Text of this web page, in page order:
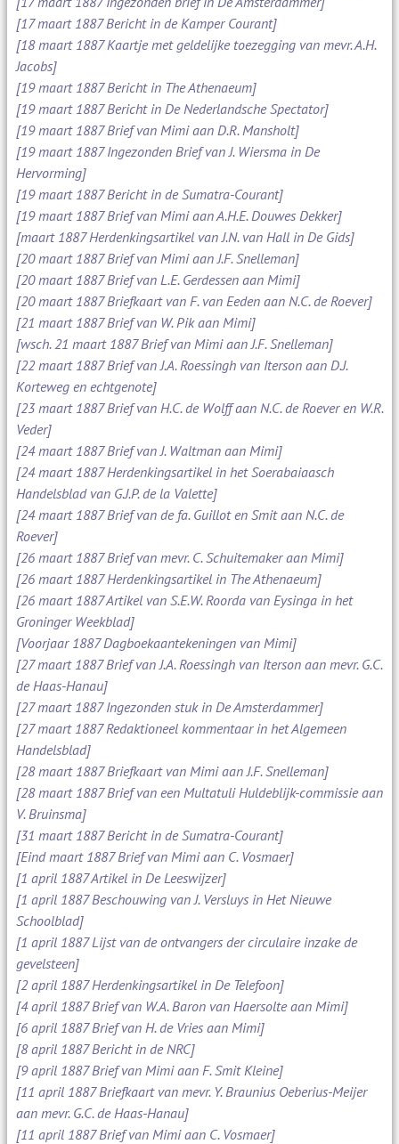
[17 maart 1887 Bericht in de Kamper Courant]
[18 maart 1887 Kaartje met geldelijke toezegging van mevr. A.H.
Jacobs]
[19 maart 1887 Bericht in The Athenaeum]
[19 maart 1887 Bericht in De Nederlandsche Spectator]
[19 maart 1887 Brief van Mimi aan D.R. Mansholt]
[19 maart 1887 Ingezonden Brief van J. Wiersma in De
Hervorming]
[19 maart 1887 Bericht in de Sumatra-Courant]
[19 maart 1887 Brief van Mimi aan A.H.E. Douwes Dekker]
[maart 1887 Herdenkingsartikel van J.N. van Hall in De Gids]
[20 maart 1887 Brief van Mimi aan J.F. Snelleman]
[20 maart 1887 Brief van L.E. Gerdessen aan Mimi]
[20 maart 1887 Briefkaart van F. van Eeden aan N.C. de Roever]
[21 maart 1887 Brief van W. Pik aan Mimi]
[wsch. 21 maart 1887 Brief van Mimi aan J.F. Snelleman]
[22 maart 1887 Brief van J.A. Roessingh van Iterson aan D.J.
Korteweg en echtgenote]
[23 maart 1887 Brief van H.C. de Wolff aan N.C. de Roever en W.R.
Veder]
[24 maart 1887 Brief van J. Waltman aan Mimi]
[24 maart 1887 Herdenkingsartikel in het Soerabaiaasch
Handelsblad van G.J.P. de la Valette]
[24 maart 1887 Brief van de fa. Guillot en Smit aan N.C. de
Roever]
[26 maart 1887 Brief van mevr. C. Schuitemaker aan Mimi]
[26 maart 1887 Herdenkingsartikel in The Athenaeum]
[26 maart 1887 Artikel van S.E.W. Roorda van Eysinga in het
Groninger Weekblad]
[Voorjaar 1887 Dagboekaantekeningen van Mimi]
[27 maart 1887 Brief van J.A. Roessingh van Iterson aan mevr. G.C.
de Haas-Hanau]
[27 maart 1887 Ingezonden stuk in De Amsterdammer]
[27 maart 1887 Redaktioneel kommentaar in het Algemeen
Handelsblad]
[28 maart 1887 Briefkaart van Mimi aan J.F. Snelleman]
[28 maart 1887 Brief van een Multatuli Huldeblijk-commissie aan
V. Bruinsma]
[31 maart 1887 Bericht in de Sumatra-Courant]
[Eind maart 1887 Brief van Mimi aan C. Vosmaer]
[1 april 1887 Artikel in De Leeswijzer]
[1 april 1887 Beschouwing van J. Versluys in Het Nieuwe
Schoolblad]
[1 april 1887 Lijst van de ontvangers der circulaire inzake de
gevelsteen]
[2 april 1887 Herdenkingsartikel in De Telefoon]
[4 april 1887 Brief van W.A. Baron van Haersolte aan Mimi]
[6 april 1887 Brief van H. de Vries aan Mimi]
[8 april 1887 Bericht in de NRC]
[9 april 1887 Brief van Mimi aan F. Smit Kleine]
[11 april 1887 Briefkaart van mevr. Y. Braunius Oeberius-Meijer
aan mevr. G.C. de Haas-Hanau]
[11 april 1887 Brief van Mimi aan C. Vosmaer]